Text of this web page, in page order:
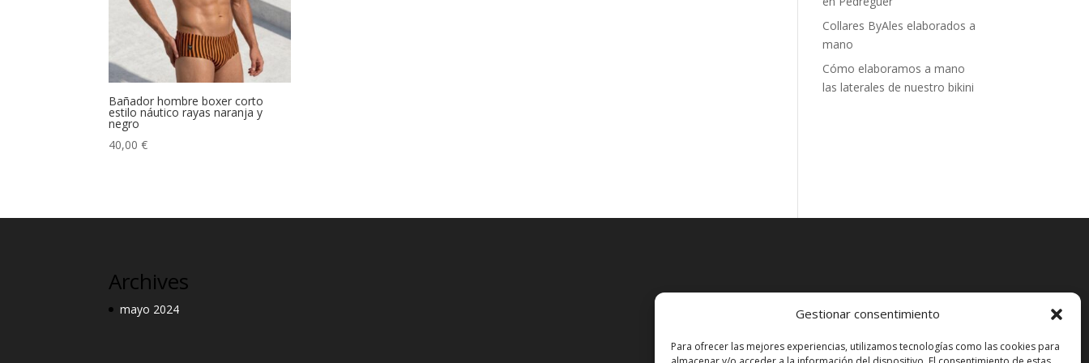
Gestionar consentimiento
Para ofrecer las mejores experiencias, utilizamos tecnologías como las cookies para
Bañador hombre boxer corto
estilo náutico rayas naranja y
negro
40,00€
Collares ByAles elaborados a
mano
Cómo elaboramos a mano
las laterales de nuestro bikini
Archives
mayo 2024